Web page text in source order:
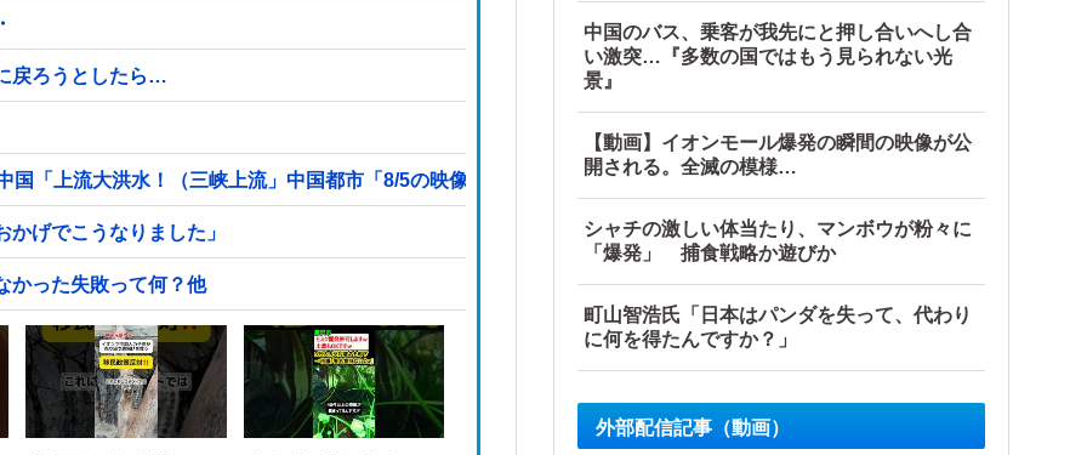
戻ろうとしたら…
国「上流大洪水！（三峡上流」中国都市「8/5の映像（動画」三峡ダム「緊急放流（決壊危機」中国「下流大水害（震え声
げでこうなりました」
かった失敗って何？他
中国のバス、乗客が我先にと押し合いへし合
い激突…『多数の国ではもう見られない光
景』
【動画】イオンモール爆発の瞬間の映像が公
開される。全滅の模様…
シャチの激しい体当たり、マンボウが粉々に
「爆発」 捕食戦略か遊びか
町山智浩氏「日本はパンダを失って、代わり
に何を得たんですか？」
外部配信記事（動画）